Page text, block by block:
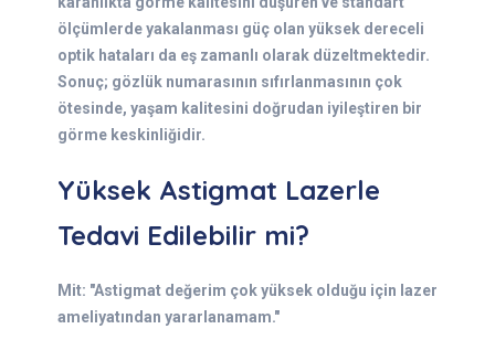
ölçümlerde yakalanması güç olan yüksek dereceli
optik hataları da eş zamanlı olarak düzeltmektedir.
Sonuç; gözlük numarasının sıfırlanmasının çok
ötesinde, yaşam kalitesini doğrudan iyileştiren bir
görme keskinliğidir.
Yüksek Astigmat Lazerle
Tedavi Edilebilir mi?
Mit: "Astigmat değerim çok yüksek olduğu için lazer
ameliyatından yararlanamam."